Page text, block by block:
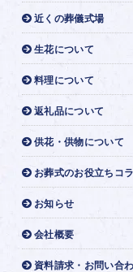
近くの葬儀式場
生花について
料理について
返礼品について
供花・供物について
お葬式のお役立ちコ
お知らせ
会社概要
資料請求・お問い合